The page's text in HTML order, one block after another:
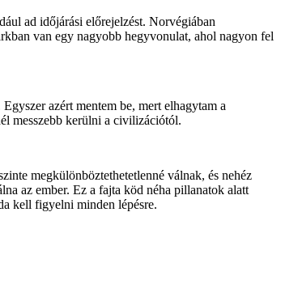
ad időjárási előrejelzést. Norvégiában
van egy nagyobb hegyvonulat, ahol nagyon fel
azért mentem be, mert elhagytam a
messzebb kerülni a civilizációtól.
megkülönböztethetetlenné válnak, és nehéz
az ember. Ez a fajta köd néha pillanatok alatt
kell figyelni minden lépésre.